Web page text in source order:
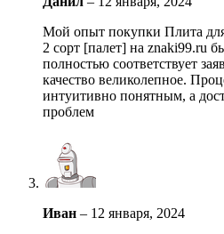
Мой опыт покупки Плита
2 сорт [палет] на znaki99.ru
полностью соответствует
качество великолепное.
интуитивно понятным, а
проблем
Иван – 12 января, 2024